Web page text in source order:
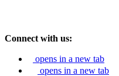
Connect with us:
opens in a new tab
opens in a new tab